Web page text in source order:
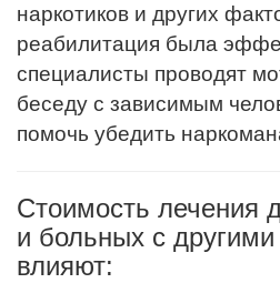
наркотиков и других
реабилитация была
специалисты проводят
беседу с зависимым
помочь убедить
Стоимость лечения
и больных с
влияют: